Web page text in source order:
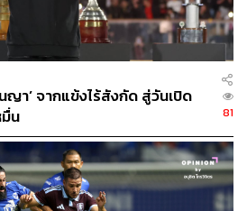
เลิศแกรนด์สแลมมักถูกครอบครอง
หนือมนุษย์ ย่าง โรเจอร์ เฟเดอเรอ
ค ยอโควิช, คาร์ลอส อัลการาซ
ปิดกว้างขึ้นหลังจากที่อัลการาซ
มือ, ซินเนอร์ป่วยและเป็นตะคริวตก
วิชที่แพ้ให้กับดาวรุ่งอย่างชูเอา ฟอน
ญา’ จากแข้งไร้สังกัด สู่วันเปิด
น
81